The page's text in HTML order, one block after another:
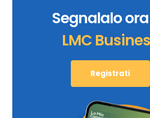
Segnalalo
LMC
Registrati